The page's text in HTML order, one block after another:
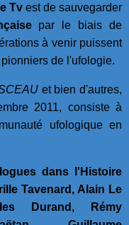
Tvest de sauvegarder
par le biais de
à venir puissent
de l'ufologie.
et bien d'autres,
2011, consiste à
ufologique en
dans l'Histoire
Tavenard, Alain Le
Durand,
Rémy